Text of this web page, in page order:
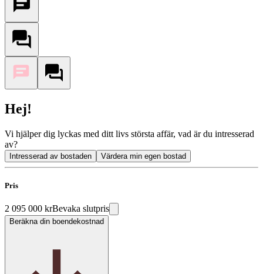
Hej!
Vi hjälper dig lyckas med ditt livs största affär, vad är du intresserad
av?
Intresserad av bostaden Värdera min egen bostad
Pris
2 095 000 krBevaka slutpris
Beräkna din boendekostnad